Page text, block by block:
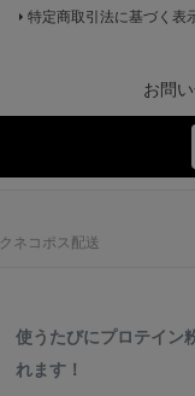
特定商取引法に基づく表
お問
ネコポス配送
使うたびにプロテイン
れます！